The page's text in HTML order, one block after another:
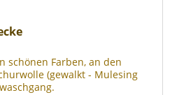
schönen Farben, an den
(gewalkt - Mulesing